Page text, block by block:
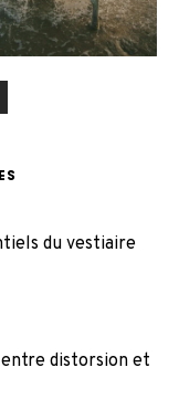
du vestiaire
distorsion et